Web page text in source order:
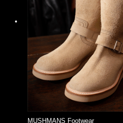
MUSHMANS Footwear